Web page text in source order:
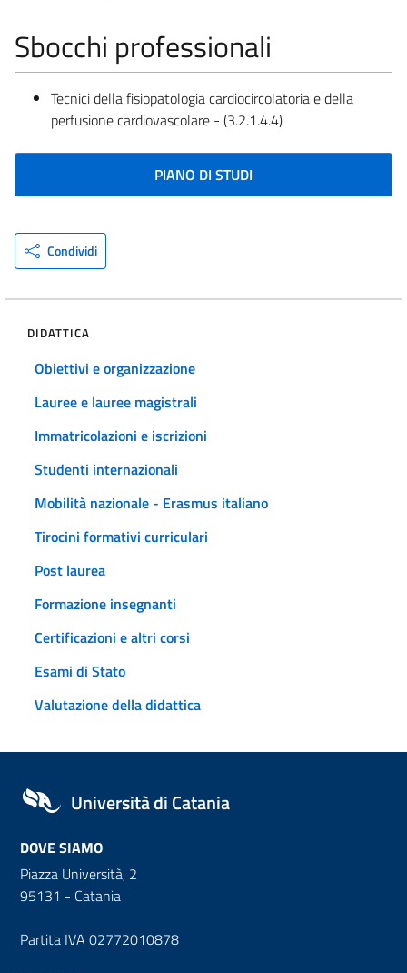
Sbocchi professionali
Tecnici della fisiopatologia cardiocircolatoria e della
perfusione cardiovascolare - (3.2.1.4.4)
PIANO DI STUDI
Condividi
DIDATTICA
Obiettivi e organizzazione
Lauree e lauree magistrali
Immatricolazioni e iscrizioni
Studenti internazionali
Mobilità nazionale - Erasmus italiano
Tirocini formativi curriculari
Post laurea
Formazione insegnanti
Certificazioni e altri corsi
Esami di Stato
Valutazione della didattica
Università di Catania
DOVE SIAMO
Piazza Università, 2
95131 - Catania
Partita IVA 02772010878